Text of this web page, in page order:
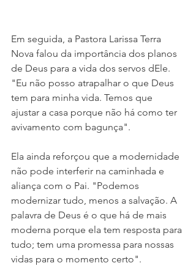
Em seguida, a Pastora Larissa Terra
Nova falou da importância dos planos
de Deus para a vida dos servos dEle.
"Eu não posso atrapalhar o que Deus
tem para minha vida. Temos que
ajustar a casa porque não há como ter
avivamento com bagunça".
Ela ainda reforçou que a modernidade
não pode interferir na caminhada e
aliança com o Pai. "Podemos
modernizar tudo, menos a salvação. A
palavra de Deus é o que há de mais
moderna porque ela tem resposta para
tudo; tem uma promessa para nossas
vidas para o momento certo".